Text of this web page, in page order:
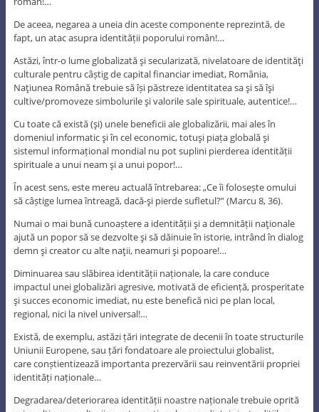
De aceea, negarea a uneia din aceste componente reprezintă, de
fapt, un atac asupra identității poporului român!…
Astăzi, într-o lume globalizată şi secularizată, nivelatoare de identităţi
culturale pentru câștig de capital financiar imediat, România,
Naţiunea Română trebuie să își păstreze identitatea sa şi să îşi
cultive/promoveze simbolurile şi valorile sale spirituale, autentice!…
Cu toate că există (şi) unele beneficii ale globalizării, mai ales în
domeniul informatic şi în cel economic, totuşi piața globală şi
sistemul informațional mondial nu pot suplini pierderea identității
spirituale a unui neam şi a unui popor!…
În acest sens, este mereu actuală întrebarea: „Ce îi folosește omului
să câștige lumea întreagă, dacă-şi pierde sufletul?” (Marcu 8, 36).
Numai o mai bună cunoaștere a identității şi a demnității naţionale
ajută un popor să se dezvolte şi să dăinuie în istorie, intrând în dialog
demn şi creator cu alte naţii, neamuri şi popoare!…
Diminuarea sau slăbirea identității naționale, la care conduce
impactul unei globalizări agresive, motivată de eficiență, prosperitate
şi succes economic imediat, nu este benefică nici pe plan local,
regional, nici la nivel universal!…
Există, de exemplu, astăzi țări integrate de decenii în toate structurile
Uniunii Europene, sau țări fondatoare ale proiectului globalist,
care conștientizează importanta prezervării sau reinventării propriei
identități naționale…
Degradarea/deteriorarea identității noastre naționale trebuie oprită